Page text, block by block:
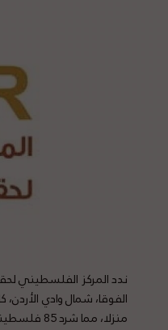
ندد المركز الفلسطيني
منزلا، مما شرد 85 فلسطينياً من بينهم 45 طفلا. لتفاصيل الخبر ومصدره الأصلي،